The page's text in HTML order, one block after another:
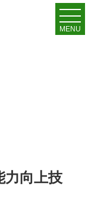
MENU
力向上技